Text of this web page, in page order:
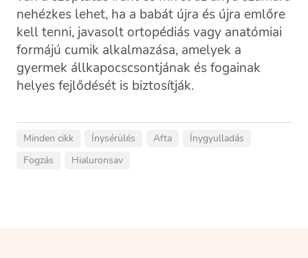
nehézkes lehet, ha a babát újra és újra emlőre
kell tenni, javasolt ortopédiás vagy anatómiai
formájú cumik alkalmazása, amelyek a
gyermek állkapocscsontjának és fogainak
helyes fejlődését is biztosítják.
Minden cikk Ínysérülés Afta
Ínygyulladás
Fogzás
Hialuronsav